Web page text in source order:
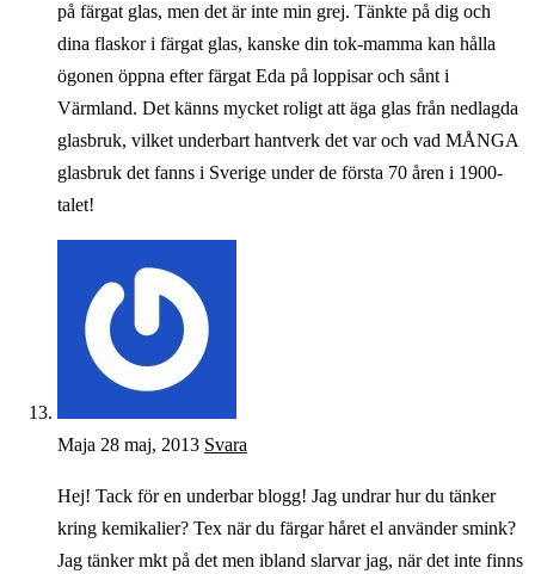
på färgat glas, men det är inte min grej. Tänkte på dig och
dina flaskor i färgat glas, kanske din tok-mamma kan hålla
ögonen öppna efter färgat Eda på loppisar och sånt i
Värmland. Det känns mycket roligt att äga glas från nedlagda
glasbruk, vilket underbart hantverk det var och vad MÅNGA
glasbruk det fanns i Sverige under de första 70 åren i 1900-
talet!
Maja 28 maj, 2013 Svara
Hej! Tack för en underbar blogg! Jag undrar hur du tänker
kring kemikalier? Tex när du färgar håret el använder smink?
Jag tänker mkt på det men ibland slarvar jag, när det inte finns